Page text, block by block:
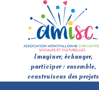
Imaginer, échanger,
participer : ensemble,
construisons des projets